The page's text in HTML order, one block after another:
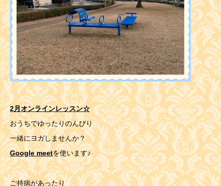
2月オンラインレッスン☆
おうちでゆったりのんびり
一緒にヨガしませんか？
Google meetを使います♪
ご持病があったり